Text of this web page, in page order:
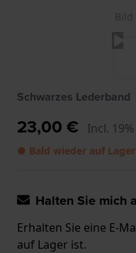
Schwarzes Lederband
23,00 € Incl.
● Bald wieder auf Lager
Halten Sie mich
Erhalten Sie eine E-
auf Lager ist.